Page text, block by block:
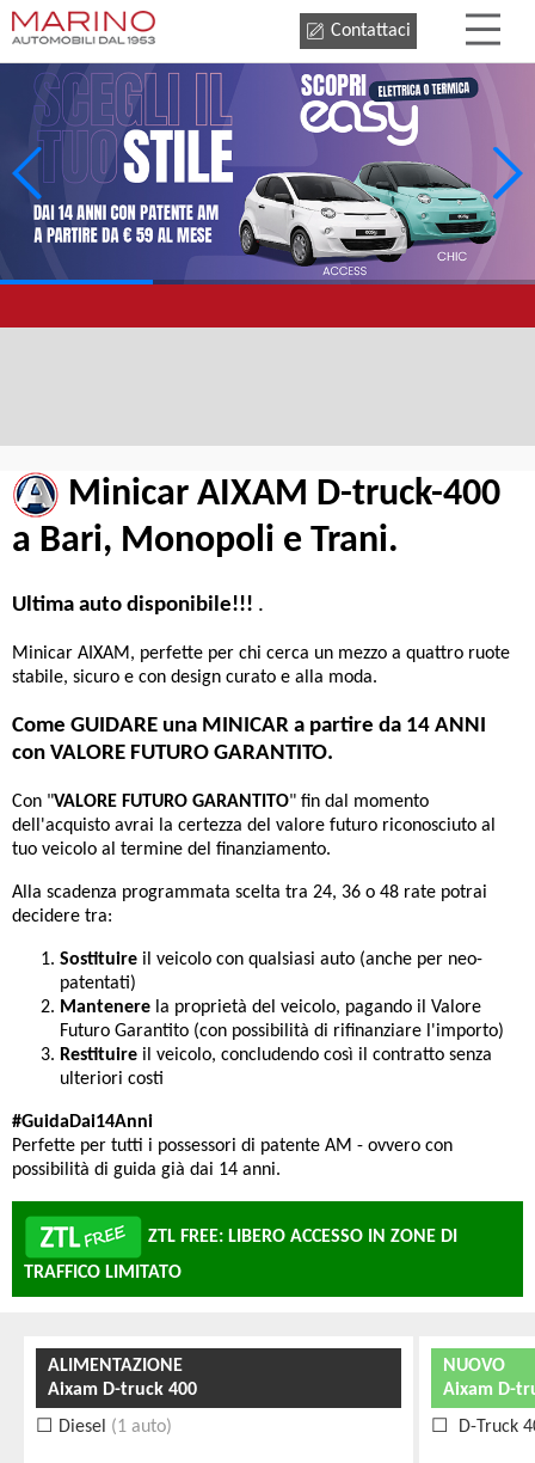
Contattaci
Minicar AIXAM D-truck-400
a Bari, Monopoli e Trani.
Ultima auto disponibile!!! .
Minicar AIXAM, perfette per chi cerca un mezzo a quattro ruote
stabile, sicuro e con design curato e alla moda.
Come GUIDARE una MINICAR a partire da 14 ANNI
con VALORE FUTURO GARANTITO.
Con "VALORE FUTURO GARANTITO" fin dal momento
dell'acquisto avrai la certezza del valore futuro riconosciuto al
tuo veicolo al termine del finanziamento.
Alla scadenza programmata scelta tra 24, 36 o 48 rate potrai
decidere tra:
Sostituire il veicolo con qualsiasi auto (anche per neo-
patentati)
Mantenere la proprietà del veicolo, pagando il Valore
Futuro Garantito (con possibilità di rifinanziare l'importo)
Restituire il veicolo, concludendo così il contratto senza
ulteriori costi
#GuidaDai14Anni
Perfette per tutti i possessori di patente AM - ovvero con
possibilità di guida già dai 14 anni.
ZTL FREE: LIBERO ACCESSO IN ZONE DI
TRAFFICO LIMITATO
ALIMENTAZIONE
Aixam D-truck 400
Diesel (1 auto)
NUOVO
Aixam D-
D-Truck